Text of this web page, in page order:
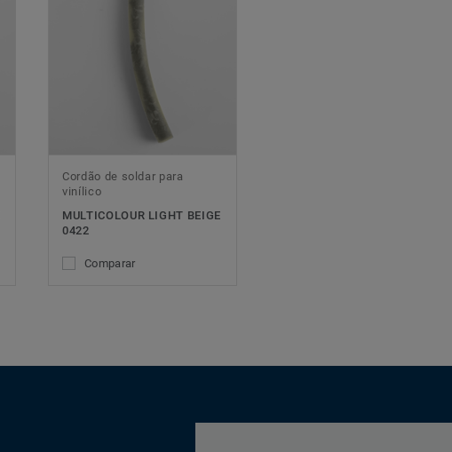
Cordão de soldar para
vinílico
MULTICOLOUR LIGHT BEIGE
0422
Comparar